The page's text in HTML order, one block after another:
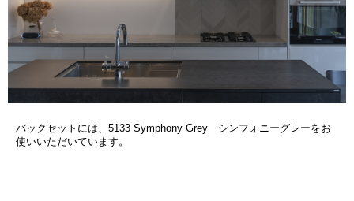
バックセットには、5133 Symphony Grey シンフォニーグレーをお
使いいただいています。